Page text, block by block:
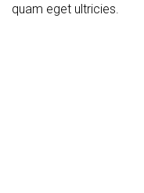
quam eget ultricies.